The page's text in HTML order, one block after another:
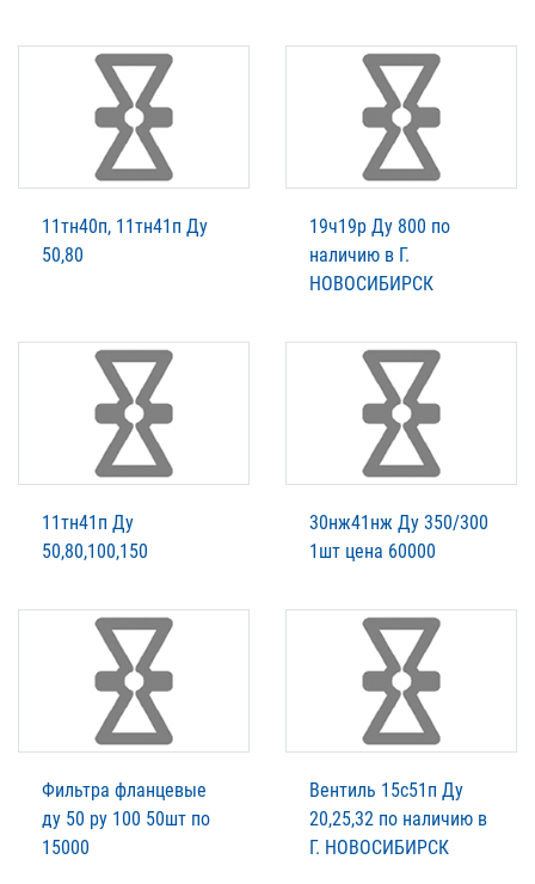
11тн40п, 11тн41п Ду
50,80
19ч19р Ду 800 по
наличию в Г.
НОВОСИБИРСК
11тн41п Ду
50,80,100,150
30нж41нж Ду 350/300
1шт цена 60000
Фильтра фланцевые
ду 50 ру 100 50шт по
15000
Вентиль 15с51п Ду
20,25,32 по наличию в
Г. НОВОСИБИРСК